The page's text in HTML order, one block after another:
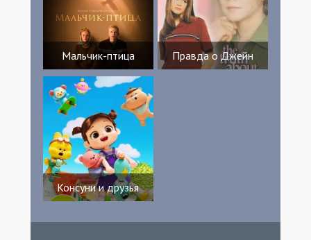
Мальчик-птица Правда о Джейн
Консуни и друзья